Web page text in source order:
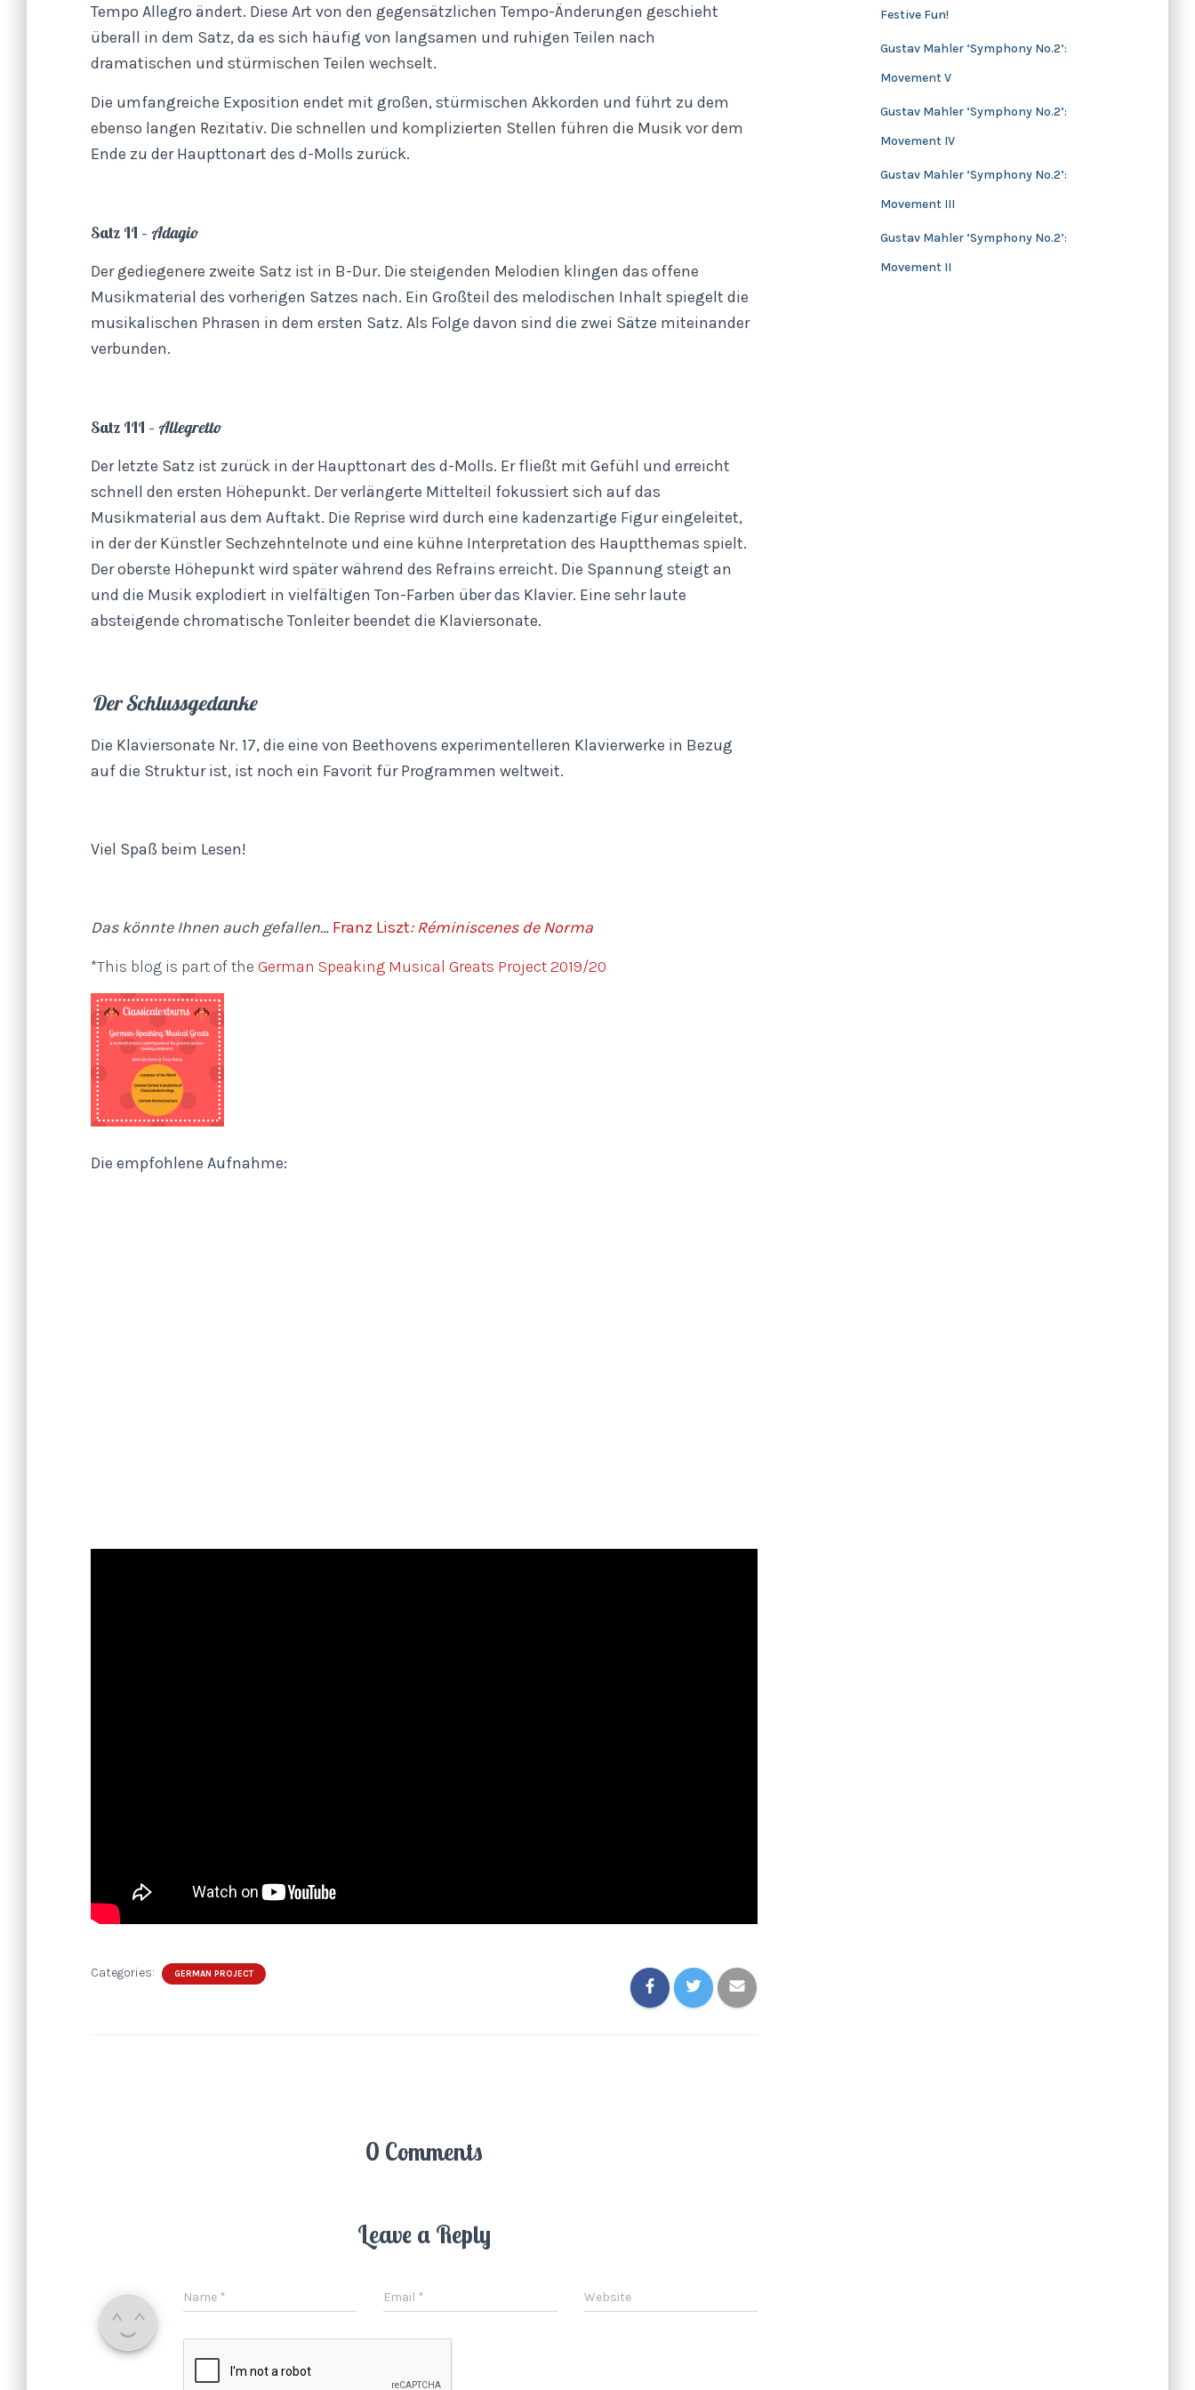
Tempo Allegro ändert. Diese Art von den gegensätzlichen Tempo-Änderungen geschieht
überall in dem Satz, da es sich häufig von langsamen und ruhigen Teilen nach
dramatischen und stürmischen Teilen wechselt.
Die umfangreiche Exposition endet mit großen, stürmischen Akkorden und führt zu dem
ebenso langen Rezitativ. Die schnellen und komplizierten Stellen führen die Musik vor dem
Ende zu der Haupttonart des d-Molls zurück.
Satz II – Adagio
Der gediegenere zweite Satz ist in B-Dur. Die steigenden Melodien klingen das offene
Musikmaterial des vorherigen Satzes nach. Ein Großteil des melodischen Inhalt spiegelt die
musikalischen Phrasen in dem ersten Satz. Als Folge davon sind die zwei Sätze miteinander
verbunden.
Satz III – Allegretto
Der letzte Satz ist zurück in der Haupttonart des d-Molls. Er fließt mit Gefühl und erreicht
schnell den ersten Höhepunkt. Der verlängerte Mittelteil fokussiert sich auf das
Musikmaterial aus dem Auftakt. Die Reprise wird durch eine kadenzartige Figur eingeleitet,
in der der Künstler Sechzehntelnote und eine kühne Interpretation des Hauptthemas spielt.
Der oberste Höhepunkt wird später während des Refrains erreicht. Die Spannung steigt an
und die Musik explodiert in vielfältigen Ton-Farben über das Klavier. Eine sehr laute
absteigende chromatische Tonleiter beendet die Klaviersonate.
Der Schlussgedanke
Die Klaviersonate Nr. 17, die eine von Beethovens experimentelleren Klavierwerke in Bezug
auf die Struktur ist, ist noch ein Favorit für Programmen weltweit.
Viel Spaß beim Lesen!
Das könnte Ihnen auch gefallen… Franz Liszt: Réminiscenes de Norma
*This blog is part of the German Speaking Musical Greats Project 2019/20
Die empfohlene Aufnahme:
Categories: GERMAN PROJECT
0 Comments
Leave a Reply
Name * Email * Website
Festive Fun!
Gustav Mahler ‘Symphony No.2’:
Movement V
Gustav Mahler ‘Symphony No.2’:
Movement IV
Gustav Mahler ‘Symphony No.2’:
Movement III
Gustav Mahler ‘Symphony No.2’:
Movement II